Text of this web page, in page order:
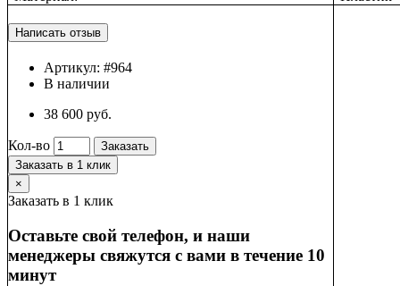
Артикул: #964
В наличии
38 600 руб.
Кол-во
Заказать
Заказать в 1 клик
×
Заказать в 1 клик
Оставьте свой телефон, и наши
менеджеры свяжутся с вами в течение 10
минут